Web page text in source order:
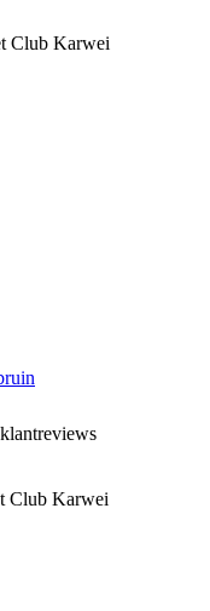
Club Karwei
Club Karwei